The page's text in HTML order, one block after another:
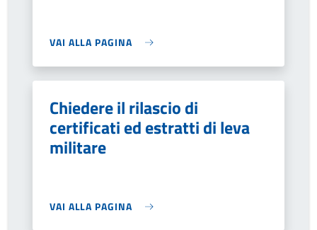
VAI ALLA PAGINA
Chiedere il rilascio di
certificati ed estratti di leva
militare
VAI ALLA PAGINA